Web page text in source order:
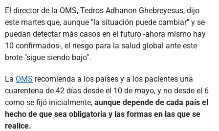
El director de la OMS, Tedros Adhanon Ghebreyesus, dijo
este martes que, aunque "la situación puede cambiar" y se
puedan detectar más casos en el futuro -ahora mismo hay
10 confirmados-, el riesgo para la salud global ante este
brote "sigue siendo bajo".
La OMS recomienda a los países y a los pacientes una
cuarentena de 42 días desde el 10 de mayo, y no desde el 6
como se fijó inicialmente, aunque depende de cada país el
hecho de que sea obligatoria y las formas en las que se
realice.